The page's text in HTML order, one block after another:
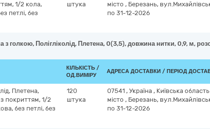
1/2 кола,
петлі, без
штука
місто , Березань,
по 31-12-2026
з голкою, Полігліколід, Плетена, 0(3,5), довжина нитки, 0,9, м,
КІЛЬКІСТЬ /
ОД.ВИМІРУ
АДРЕСА ДОСТАВКИ / ПЕРІОД
Плетена,
покриттям, 1/2
без петлі, без
120
штука
07541 , Україна , Київська область
місто , Березань,
по 31-12-2026